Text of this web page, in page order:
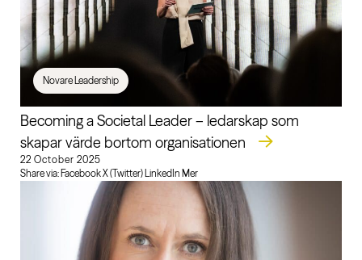
Novare Leadership
Becoming a Societal Leader – ledarskap som
skapar värde bortom organisationen
22 October 2025
Share via: Facebook X (Twitter) LinkedIn Mer